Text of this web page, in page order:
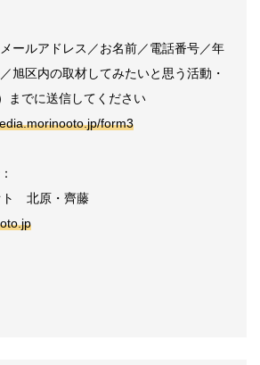
ールアドレス／お名前／電話番号／年
旭区内の取材してみたいと思う活動・
までに送信してください
form3
ト 北原・齊藤